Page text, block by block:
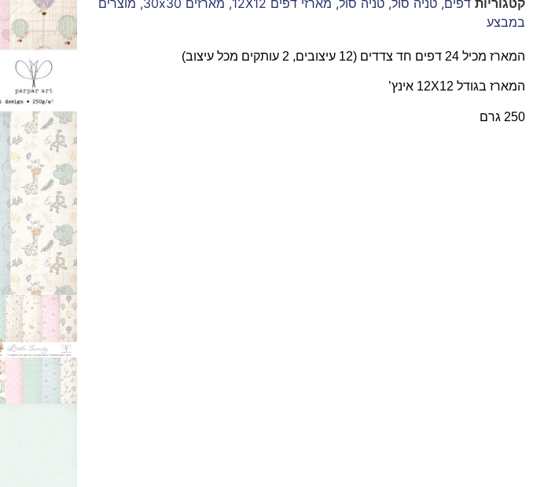
במבצע
המארז מכיל 24 דפים חד צדדים (12 עיצובים, 2 עותקים מכל עיצוב)
המארז בגודל 12X12 אינץ’
250 גרם